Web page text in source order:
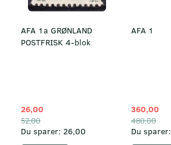
AFA 1a GRØNLAND
POSTFRISK 4-blok
26,00
52,00
Du sparer: 26,00
AFA 1
360,00
480,00
Du sparer: